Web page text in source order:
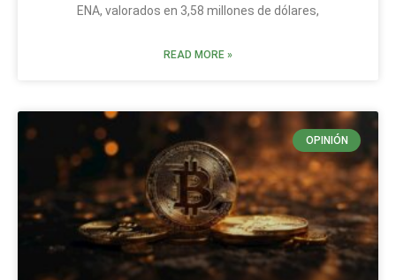
ENA, valorados en 3,58 millones de dólares,
READ MORE »
OPINIÓN